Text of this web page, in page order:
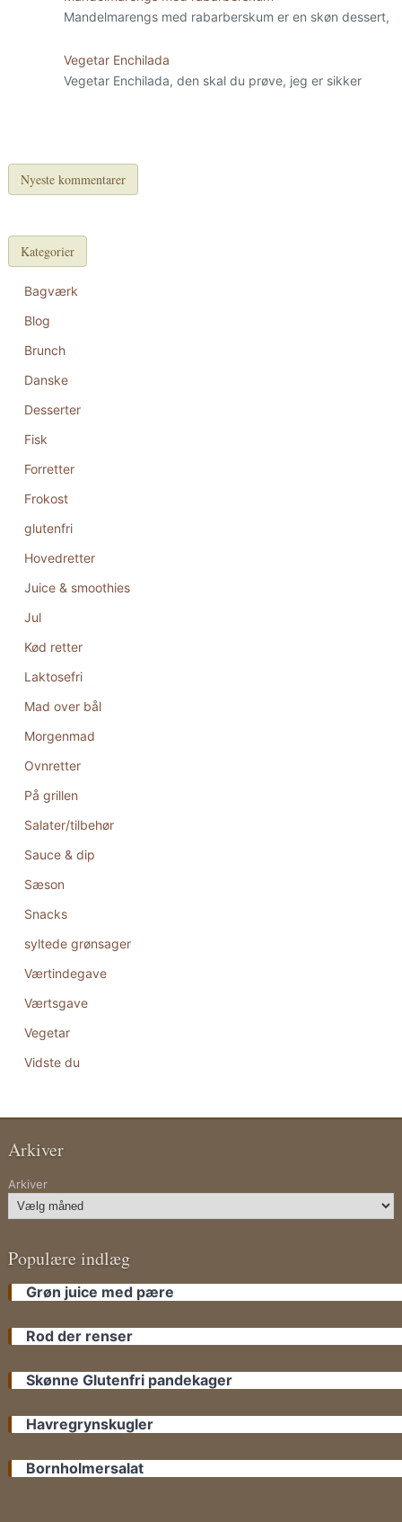
Mandelmarengs med rabarberskum er en skøn dessert,
Vegetar Enchilada
Vegetar Enchilada, den skal du prøve, jeg er sikker
Nyeste kommentarer
Kategorier
Bagværk
Blog
Brunch
Danske
Desserter
Fisk
Forretter
Frokost
glutenfri
Hovedretter
Juice & smoothies
Jul
Kød retter
Laktosefri
Mad over bål
Morgenmad
Ovnretter
På grillen
Salater/tilbehør
Sauce & dip
Sæson
Snacks
syltede grønsager
Værtindegave
Værtsgave
Vegetar
Vidste du
Arkiver
Arkiver
Populære indlæg
Grøn juice med pære
Rod der renser
Skønne Glutenfri pandekager
Havregrynskugler
Bornholmersalat